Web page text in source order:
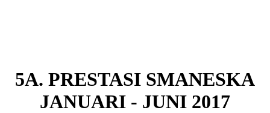
5A. PRESTASI SMANESKA
JANUARI - JUNI 2017